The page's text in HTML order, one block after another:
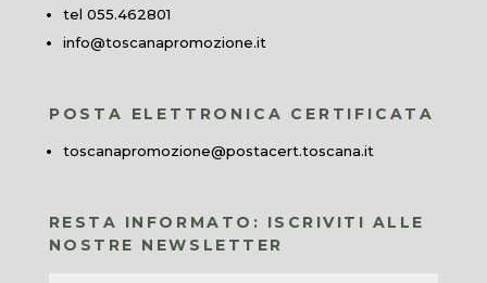
tel 055.462801
info@toscanapromozione.it
POSTA ELETTRONICA CERTIFICATA
toscanapromozione@postacert.toscana.it
RESTA INFORMATO: ISCRIVITI ALLE
NOSTRE NEWSLETTER